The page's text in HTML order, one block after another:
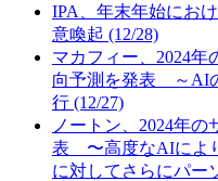
IPA、年末年始にお
意喚起 (12/28)
マカフィー、2024年
向予測を発表 ～AI
行 (12/27)
ノートン、2024年
表 〜高度なAIによ
に対してさらにパー